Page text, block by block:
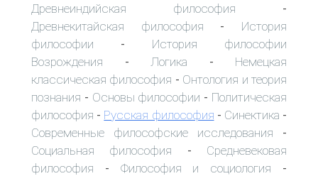
Древнеиндийская философия -
Древнекитайская философия - История
философии - История философии
Возрождения - Логика - Немецкая
классическая философия - Онтология и теория
познания - Основы философии - Политическая
философия - Русская философия - Синектика -
Современные философские исследования -
Социальная философия - Средневековая
философия - Философия и социология -